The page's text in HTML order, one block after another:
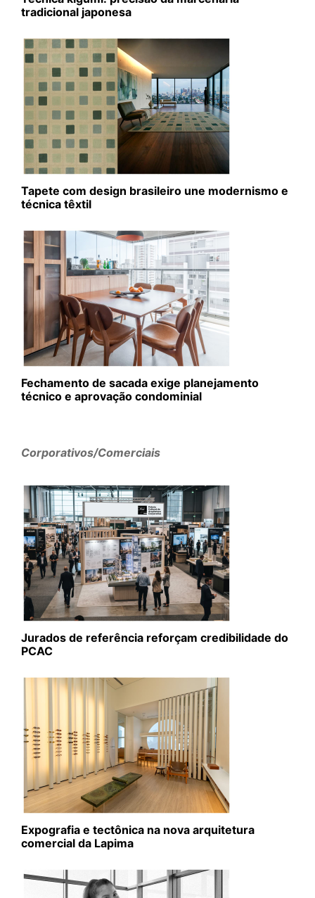
tradicional japonesa
Tapete com design brasileiro une modernismo e
técnica têxtil
Fechamento de sacada exige planejamento
técnico e aprovação condominial
Corporativos/Comerciais
Jurados de referência reforçam credibilidade do
PCAC
Expografia e tectônica na nova arquitetura
comercial da Lapima